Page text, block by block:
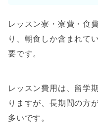
レッスン寮・寮費・食
り、朝食しか含まれて
要です。
レッスン費用は、留学
りますが、長期間の方
多いです。